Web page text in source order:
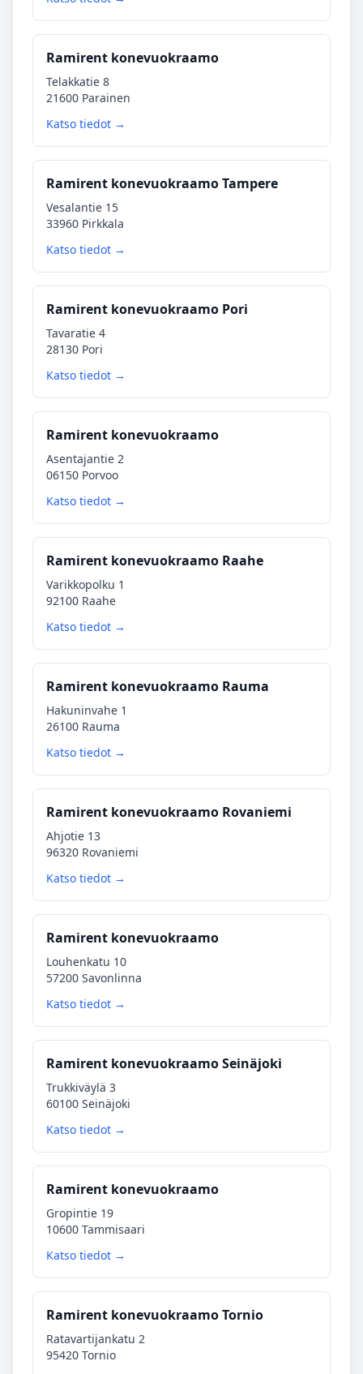
Ramirent konevuokraamo
Telakkatie 8
21600 Parainen
Katso tiedot →
Ramirent konevuokraamo Tampere
Vesalantie 15
33960 Pirkkala
Katso tiedot →
Ramirent konevuokraamo Pori
Tavaratie 4
28130 Pori
Katso tiedot →
Ramirent konevuokraamo
Asentajantie 2
06150 Porvoo
Katso tiedot →
Ramirent konevuokraamo Raahe
Varikkopolku 1
92100 Raahe
Katso tiedot →
Ramirent konevuokraamo Rauma
Hakuninvahe 1
26100 Rauma
Katso tiedot →
Ramirent konevuokraamo Rovaniemi
Ahjotie 13
96320 Rovaniemi
Katso tiedot →
Ramirent konevuokraamo
Louhenkatu 10
57200 Savonlinna
Katso tiedot →
Ramirent konevuokraamo Seinäjoki
Trukkiväylä 3
60100 Seinäjoki
Katso tiedot →
Ramirent konevuokraamo
Gropintie 19
10600 Tammisaari
Katso tiedot →
Ramirent konevuokraamo Tornio
Ratavartijankatu 2
95420 Tornio